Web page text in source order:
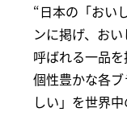
“日本の「おい
ンに掲げ、お
呼ばれる一品を
個性豊かな各
しい」を世界